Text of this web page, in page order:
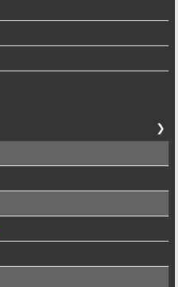
❯